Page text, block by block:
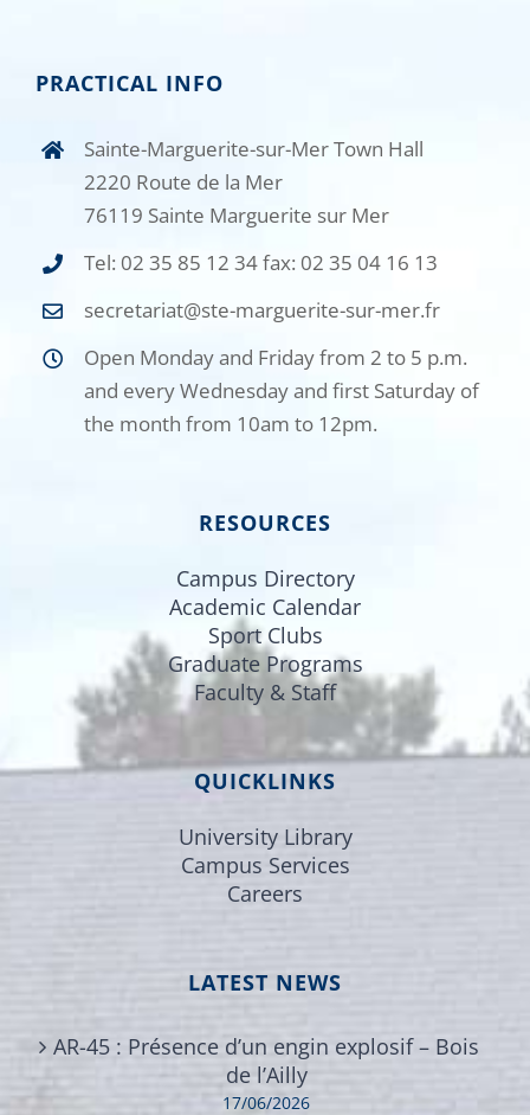
PRACTICAL INFO
Sainte-Marguerite-sur-Mer Town Hall
2220 Route de la Mer
76119 Sainte Marguerite sur Mer
Tel: 02 35 85 12 34 fax: 02 35 04 16 13
secretariat@ste-marguerite-sur-mer.fr
Open Monday and Friday from 2 to 5 p.m.
and every Wednesday and first Saturday of
the month from 10am to 12pm.
RESOURCES
Campus Directory
Academic Calendar
Sport Clubs
Graduate Programs
Faculty & Staff
QUICKLINKS
University Library
Campus Services
Careers
LATEST NEWS
AR-45 : Présence d’un engin explosif – Bois
de l’Ailly
17/06/2026